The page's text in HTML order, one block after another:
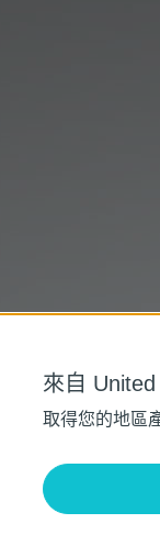
來自
取得您的地區